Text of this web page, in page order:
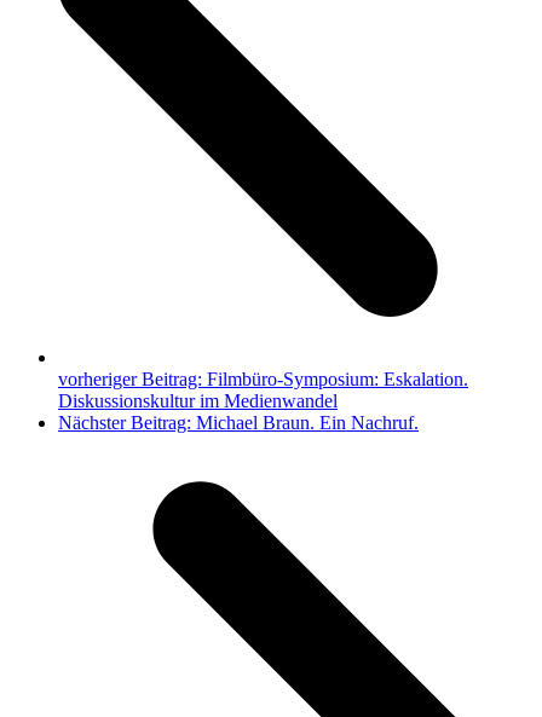
vorheriger Beitrag: Filmbüro-Symposium: Eskalation.
Diskussionskultur im Medienwandel
Nächster Beitrag: Michael Braun. Ein Nachruf.